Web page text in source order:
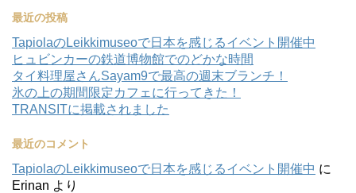
最近の投稿
TapiolaのLeikkimuseoで日本を感じるイベント開催中
ヒュビンカーの鉄道博物館でのどかな時間
タイ料理屋さんSayam9で最高の週末ブランチ！
氷の上の期間限定カフェに行ってきた！
TRANSITに掲載されました
最近のコメント
TapiolaのLeikkimuseoで日本を感じるイベント開催中 に
Erinan より